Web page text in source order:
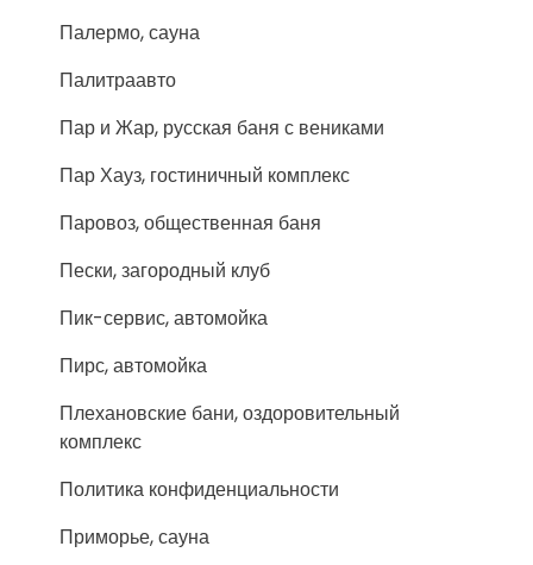
Палермо, сауна
Палитраавто
Пар и Жар, русская баня с вениками
Пар Хауз, гостиничный комплекс
Паровоз, общественная баня
Пески, загородный клуб
Пик-сервис, автомойка
Пирс, автомойка
Плехановские бани, оздоровительный
комплекс
Политика конфиденциальности
Приморье, сауна